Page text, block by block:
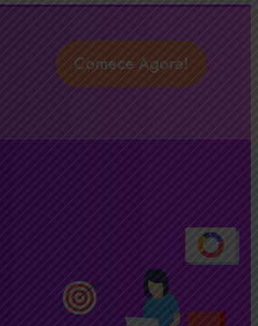
Comece Agora!